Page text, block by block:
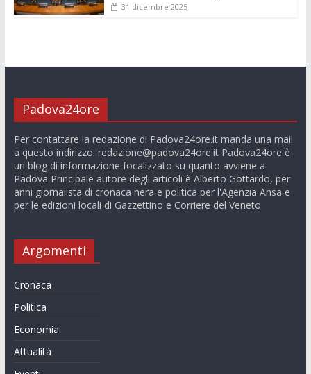
31 dicembre 2025
Padova24ore
Per contattare la redazione di Padova24ore.it manda una mail
a questo indirizzo: redazione@padova24ore.itPadova24ore è
un blog di informazione focalizzato su quanto avviene a
Padova Principale autore degli articoli è Alberto Gottardo, per
anni giornalista di cronaca nera e politica per l'Agenzia Ansa e
per le edizioni locali di Gazzettino e Corriere del Veneto
Argomenti
Cronaca
Politica
Economia
Attualità